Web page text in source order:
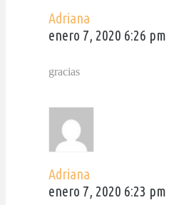
Adriana
enero 7, 2020 6:26 pm
gracias
Adriana
enero 7, 2020 6:23 pm